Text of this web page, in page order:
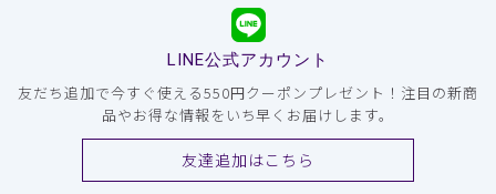
LINE公式アカウント
友だち追加で今すぐ使える550円クーポンプレゼント！注目の新商
品やお得な情報をいち早くお届けします。
友達追加はこちら